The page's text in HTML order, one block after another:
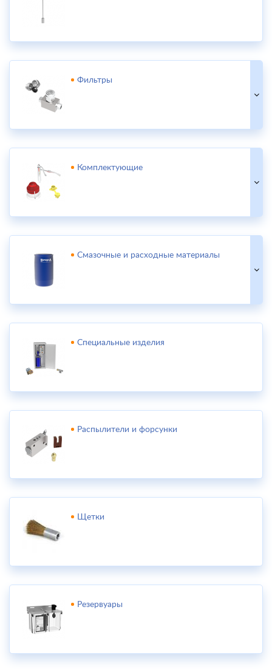
Фильтры
Комплектующие
Смазочные и расходные материалы
Специальные изделия
Распылители и форсунки
Щетки
Резервуары